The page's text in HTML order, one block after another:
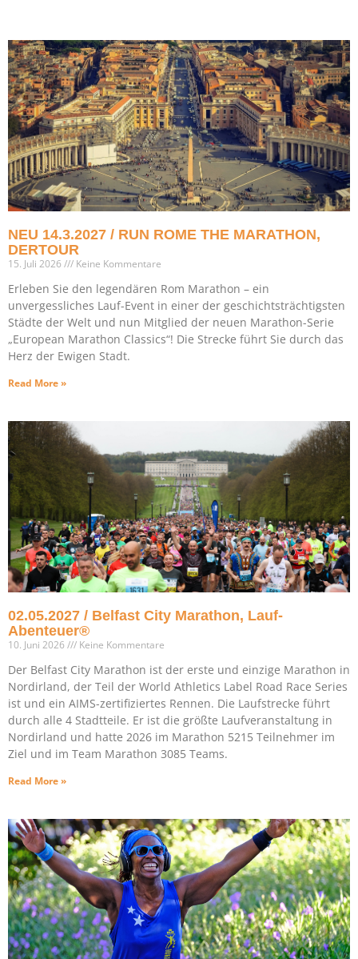
NEU 14.3.2027 / RUN ROME THE MARATHON,
DERTOUR
15. Juli 2026 Keine Kommentare
Erleben Sie den legendären Rom Marathon – ein
unvergessliches Lauf-Event in einer der geschichtsträchtigsten
Städte der Welt und nun Mitglied der neuen Marathon-Serie
„European Marathon Classics“! Die Strecke führt Sie durch das
Herz der Ewigen Stadt.
Read More »
02.05.2027 / Belfast City Marathon, Lauf-
Abenteuer®
10. Juni 2026 Keine Kommentare
Der Belfast City Marathon ist der erste und einzige Marathon in
Nordirland, der Teil der World Athletics Label Road Race Series
ist und ein AIMS-zertifiziertes Rennen. Die Laufstrecke führt
durch alle 4 Stadtteile. Er ist die größte Laufveranstaltung in
Nordirland und hatte 2026 im Marathon 5215 Teilnehmer im
Ziel und im Team Marathon 3085 Teams.
Read More »